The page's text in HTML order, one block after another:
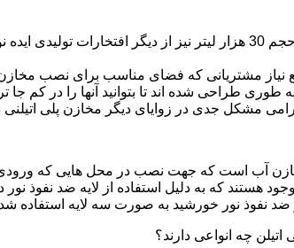
تولید مخازن پلی اتیلن مکعبی تا حجم 30 هزار لیتر
نیاز مشتریانی که فضای مناسب برای نصب مخازن
طوری طراحی شده اند تا بتوانید آنها را در کم جا
مشکل جدی در زوایای دیگر مخازن پلی اتیلنی
آب است که جهت نصب در محل هایی که
هستند که به دلیل استفاده از لایه ضد نفوذ
ضد نفوذ نور خورشید به صورت سه لایه استفاده
چه انواعی دارند؟